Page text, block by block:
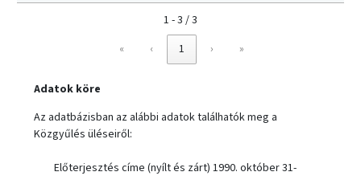
1 - 3 / 3
«
‹ 1 › »
Adatok köre
Az adatbázisban az alábbi adatok találhatók meg a
Közgyűlés üléseiről:
Előterjesztés címe (nyílt és zárt) 1990. október 31-